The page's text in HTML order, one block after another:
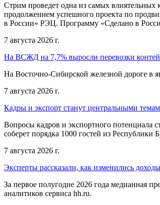
Стрим проведет одна из самых
продолжением успешного проекта по
в России» РЭЦ. Программу «Сделано в
7 августа 2026 г.
На ВСЖД на 7,7% выросли перевозки
На Восточно-Сибирской железной дороге в
7 августа 2026 г.
Кадры и экспорт станут центральными
Вопросы кадров и экспортного потенциала
соберет порядка 1000 гостей из
7 августа 2026 г.
Эксперты рассказали, как изменились
За первое полугодие 2026 года медианная
аналитиков сервиса hh.ru.